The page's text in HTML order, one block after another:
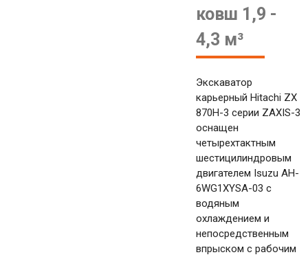
ковш 1,9 -
4,3 м³
Экскаватор
карьерный Hitachi ZX
870H-3 серии ZAXIS-3
оснащен
четырехтактным
шестицилиндровым
двигателем Isuzu AH-
6WG1XYSA-03 с
водяным
охлаждением и
непосредственным
впрыском с рабочим